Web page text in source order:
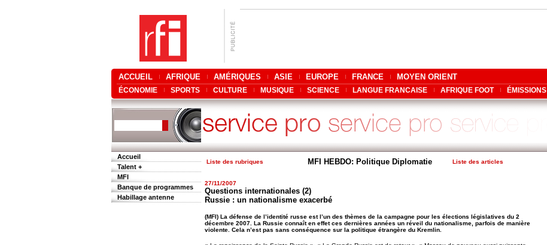
ACCUEIL AFRIQUE AMÉRIQUES ASIE EUROPE FRANCE MOYEN ORIENT
ÉCONOMIE SPORTS CULTURE MUSIQUE SCIENCE LANGUE FRANCAISE AFRIQUE FOOT ÉMISSIONS
Accueil
Talent +
MFI
Banque de programmes
Habillage antenne
Liste des rubriques MFI HEBDO: Politique Diplomatie Liste des articles
27/11/2007
Questions internationales (2)
Russie : un nationalisme exacerbé
(MFI) La défense de l’identité russe est l’un des thèmes de la campagne pour les élections législatives du 2
décembre 2007. La Russie connaît en effet ces dernières années un réveil du nationalisme, parfois de manière
violente. Cela n’est pas sans conséquence sur la politique étrangère du Kremlin.